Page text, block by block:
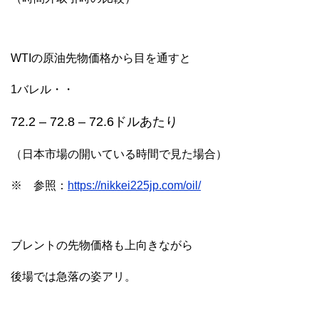
WTIの原油先物価格から目を通すと
1バレル・・
72.2 – 72.8 – 72.6ドルあたり
（日本市場の開いている時間で見た場合）
※ 参照： https://nikkei225jp.com/oil/
ブレントの先物価格も上向きながら
後場では急落の姿アリ。